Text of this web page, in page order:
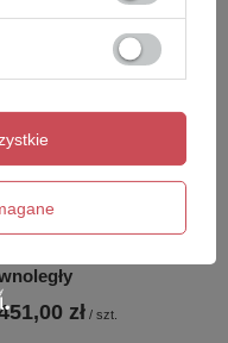
Parawan nawannowy
GUNMETAL
stały U 60x140
czyste 8mm Active
zł / szt.